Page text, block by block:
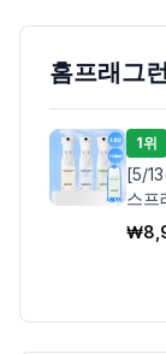
홈프래그
1위
[5/
스프
₩